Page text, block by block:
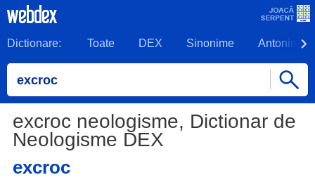
Dictionare: Toate DEX Sinonime Antonime
excroc neologisme, Dictionar de
Neologisme DEX
excroc